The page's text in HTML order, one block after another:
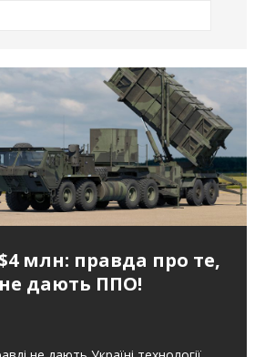
млн: правда про те,
дають ППО!